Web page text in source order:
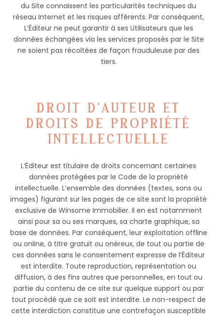
du Site connaissent les particularités techniques du
réseau Internet et les risques afférents. Par conséquent,
L’Éditeur ne peut garantir à ses Utilisateurs que les
données échangées via les services proposés par le Site
ne soient pas récoltées de façon frauduleuse par des
tiers.
DROIT D’AUTEUR ET
DROITS DE PROPRIÉTÉ
INTELLECTUELLE
L’Éditeur est titulaire de droits concernant certaines
données protégées par le Code de la propriété
intellectuelle. L’ensemble des données (textes, sons ou
images) figurant sur les pages de ce site sont la propriété
exclusive de Winsome Immobilier. Il en est notamment
ainsi pour sa ou ses marques, sa charte graphique, sa
base de données. Par conséquent, leur exploitation offline
ou online, à titre gratuit ou onéreux, de tout ou partie de
ces données sans le consentement expresse de l’Éditeur
est interdite. Toute reproduction, représentation ou
diffusion, à des fins autres que personnelles, en tout ou
partie du contenu de ce site sur quelque support ou par
tout procédé que ce soit est interdite. Le non-respect de
cette interdiction constitue une contrefaçon susceptible